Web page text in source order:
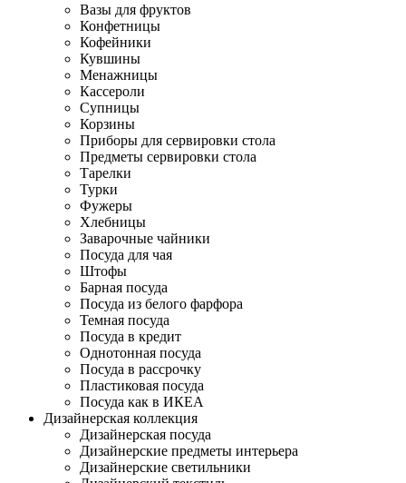
Вазы для фруктов
Конфетницы
Кофейники
Кувшины
Менажницы
Кассероли
Супницы
Корзины
Приборы для сервировки стола
Предметы сервировки стола
Тарелки
Турки
Фужеры
Хлебницы
Заварочные чайники
Посуда для чая
Штофы
Барная посуда
Посуда из белого фарфора
Темная посуда
Посуда в кредит
Однотонная посуда
Посуда в рассрочку
Пластиковая посуда
Посуда как в ИКЕА
Дизайнерская коллекция
Дизайнерская посуда
Дизайнерские предметы интерьера
Дизайнерские светильники